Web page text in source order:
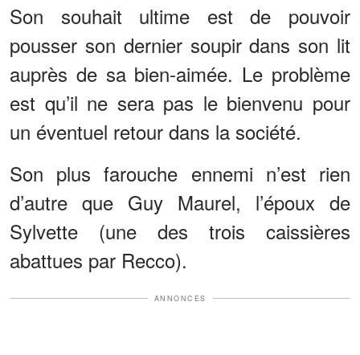
Son souhait ultime est de pouvoir
pousser son dernier soupir dans son lit
auprès de sa bien-aimée. Le problème
est qu’il ne sera pas le bienvenu pour
un éventuel retour dans la société.
Son plus farouche ennemi n’est rien
d’autre que Guy Maurel, l’époux de
Sylvette (une des trois caissières
abattues par Recco).
ANNONCES